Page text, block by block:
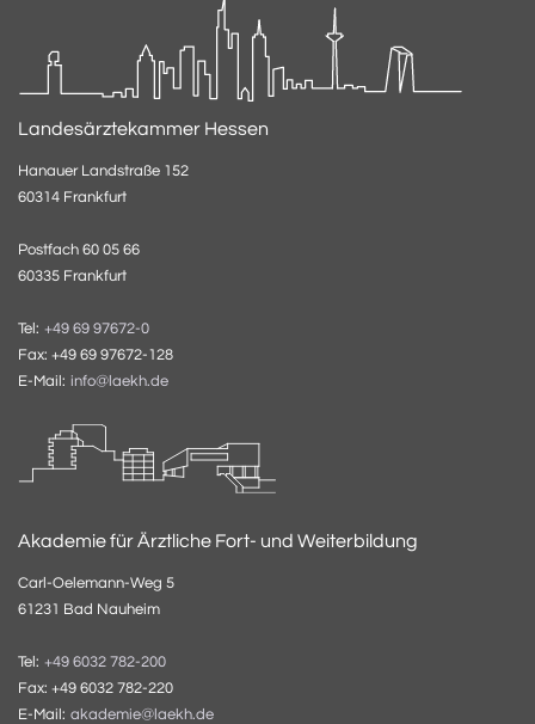
Landesärztekammer Hessen
Hanauer Landstraße 152
60314 Frankfurt
Postfach 60 05 66
60335 Frankfurt
Tel: +49 69 97672-0
Fax: +49 69 97672-128
E-Mail: info@laekh.de
Akademie für Ärztliche Fort- und Weiterbildung
Carl-Oelemann-Weg 5
61231 Bad Nauheim
Tel: +49 6032 782-200
Fax: +49 6032 782-220
E-Mail: akademie@laekh.de